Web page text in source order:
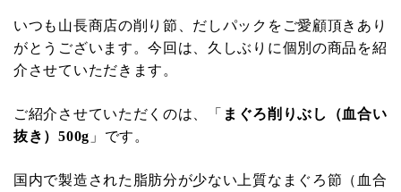
いつも山長商店の削り節、だしパックをご愛顧頂きあり
がとうございます。今回は、久しぶりに個別の商品を紹
介させていただきます。
ご紹介させていただくのは、「 まぐろ削りぶし（血合い
抜き）500g 」です。
国内で製造された脂肪分が少ない上質なまぐろ節（血合